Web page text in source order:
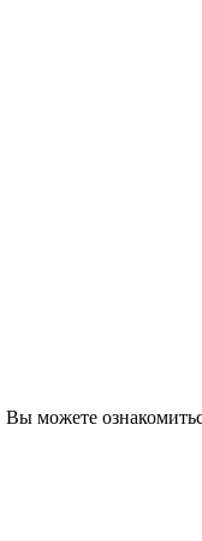
можете